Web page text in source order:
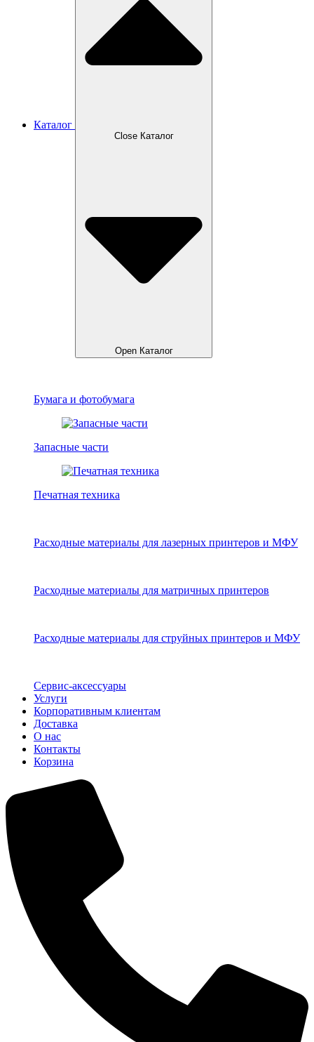
Каталог
Close Каталог
Open Каталог
Бумага и фотобумага
Запасные части
Печатная техника
Расходные материалы для лазерных принтеров и МФУ
Расходные материалы для матричных принтеров
Расходные материалы для струйных принтеров и МФУ
Сервис-аксессуары
Услуги
Корпоративным клиентам
Доставка
О нас
Контакты
Корзина